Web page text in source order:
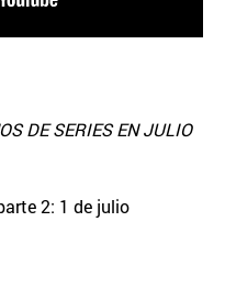
DE SERIES EN JULIO
2: 1 de julio